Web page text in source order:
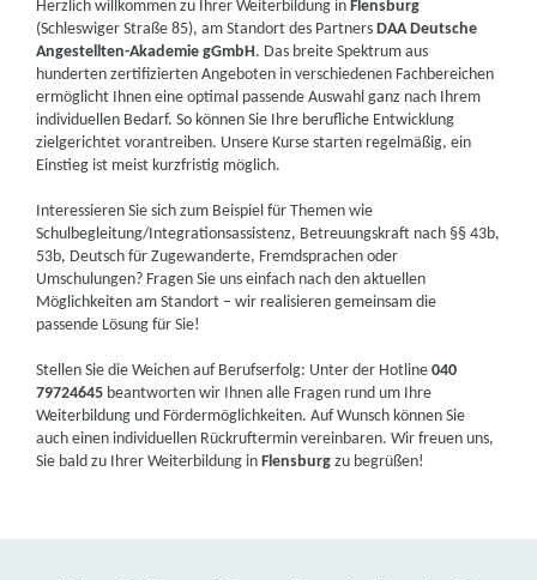
Herzlich willkommen zu Ihrer Weiterbildung inFlensburg
(Schleswiger Straße 85), am Standort des PartnersDAA Deutsche
Angestellten-Akademie gGmbH. Das breite Spektrum aus
hunderten zertifizierten Angeboten in verschiedenen Fachbereichen
ermöglicht Ihnen eine optimal passende Auswahl ganz nach Ihrem
individuellen Bedarf. So können Sie Ihre berufliche Entwicklung
zielgerichtet vorantreiben. Unsere Kurse starten regelmäßig, ein
Einstieg ist meist kurzfristig möglich.
Interessieren Sie sich zum Beispiel für Themen wie
Schulbegleitung/Integrationsassistenz, Betreuungskraft nach §§ 43b,
53b, Deutsch für Zugewanderte, Fremdsprachen oder
Umschulungen? Fragen Sie uns einfach nach den aktuellen
Möglichkeiten am Standort – wir realisieren gemeinsam die
passende Lösung für Sie!
Stellen Sie die Weichen auf Berufserfolg: Unter der Hotline040
79724645 beantworten wir Ihnen alle Fragen rund um Ihre
Weiterbildung und Fördermöglichkeiten. Auf Wunsch können Sie
auch einen individuellen Rückruftermin vereinbaren. Wir freuen uns,
Sie bald zu Ihrer Weiterbildung inFlensburg zu begrüßen!